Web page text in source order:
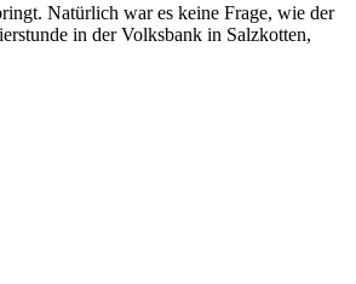
Natürlich war es keine Frage, wie der
in der Volksbank in Salzkotten,